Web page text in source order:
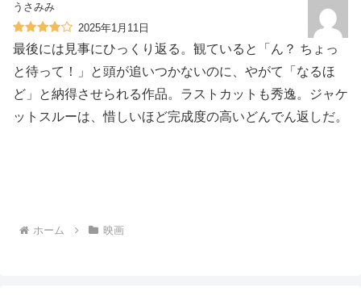
うさみみ
2025年1月11日
最後には見事にひっくり返る。観ていると「ん？ ちょっ
と待って！」と頭が追いつかないのに、やがて「なるほ
ど」と納得させられる作品。ラストカットも秀逸。ジャケ
ットスルーは、惜しいほど完成度の高いどんでん返しだ。
ホーム 映画